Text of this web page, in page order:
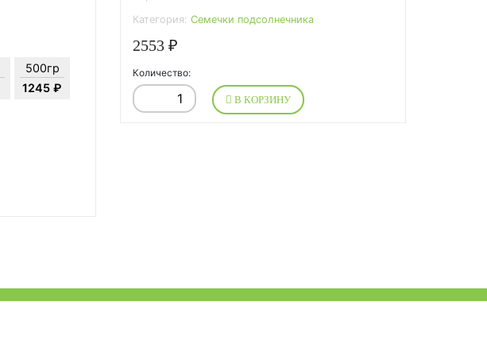
500гр
1245 ₽
Категория:Семечки подсолнечника
2553 ₽
Количество:
В КОРЗИНУ